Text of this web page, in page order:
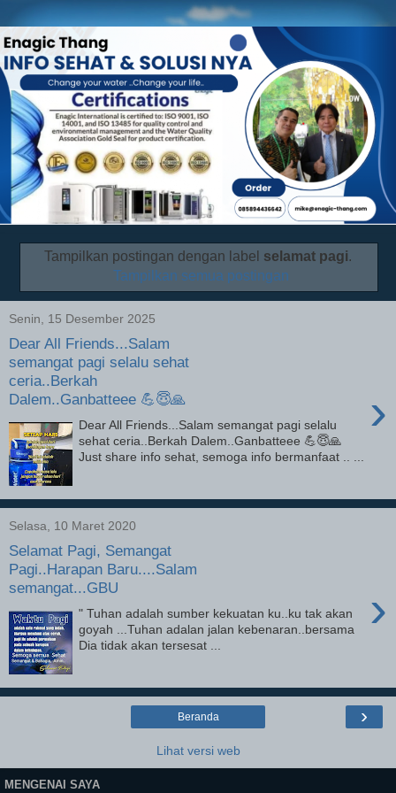
Tampilkan postingan dengan label selamat pagi.
Tampilkan semua postingan
Senin, 15 Desember 2025
Dear All Friends...Salam
semangat pagi selalu sehat
ceria..Berkah
Dalem..Ganbatteee 💪😇🙏
›
Dear All Friends...Salam semangat pagi selalu
sehat ceria..Berkah Dalem..Ganbatteee 💪😇🙏
Just share info sehat, semoga info bermanfaat .. ...
Selasa, 10 Maret 2020
Selamat Pagi, Semangat
Pagi..Harapan Baru....Salam
semangat...GBU
›
" Tuhan adalah sumber kekuatan ku..ku tak akan
goyah ...Tuhan adalan jalan kebenaran..bersama
Dia tidak akan tersesat ...
›
Beranda
Lihat versi web
MENGENAI SAYA